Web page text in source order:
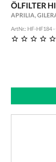
ÖLFILTER
APRILIA,
ArtNr.: HF-HF184 -